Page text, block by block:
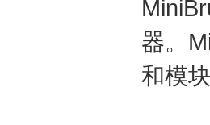
器。
和模